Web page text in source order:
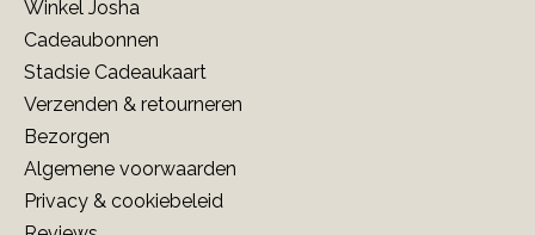
Winkel Josha
Cadeaubonnen
Stadsie Cadeaukaart
Verzenden & retourneren
Bezorgen
Algemene voorwaarden
Privacy & cookiebeleid